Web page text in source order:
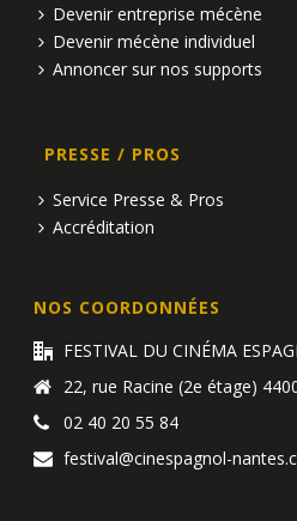
Devenir entreprise mécène
Devenir mécène individuel
Annoncer sur nos supports
PRESSE / PROS
Service Presse & Pros
Accréditation
NOS COORDONNÉES
FESTIVAL DU CINÉMA
22, rue Racine (2e étage)
02 40 20 55 84
festival@cinespagnol-